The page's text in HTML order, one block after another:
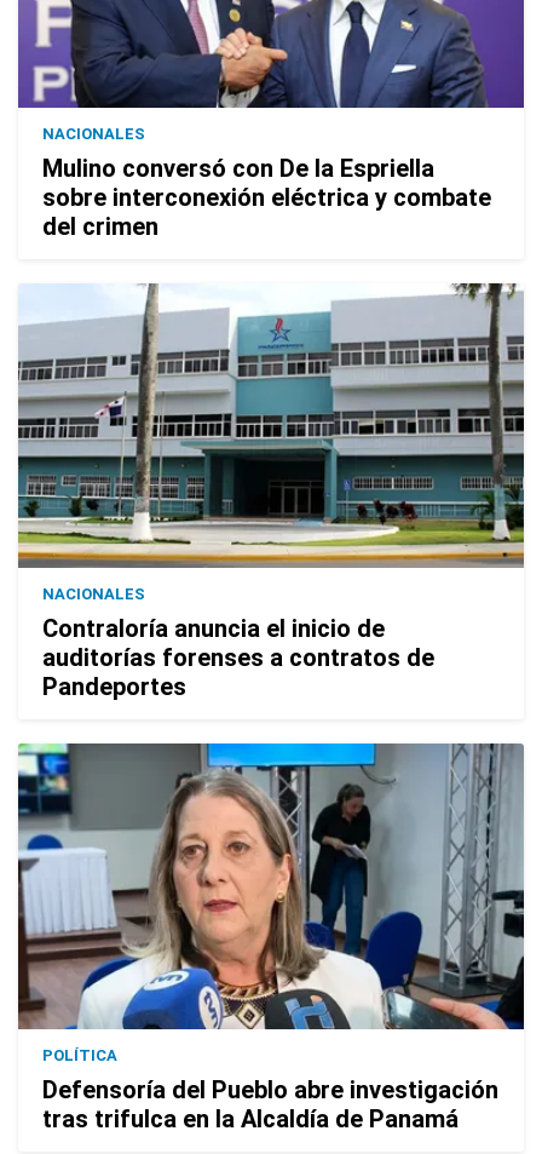
NACIONALES
Mulino conversó con De la Espriella
sobre interconexión eléctrica y combate
del crimen
NACIONALES
Contraloría anuncia el inicio de
auditorías forenses a contratos de
Pandeportes
POLÍTICA
Defensoría del Pueblo abre investigación
tras trifulca en la Alcaldía de Panamá